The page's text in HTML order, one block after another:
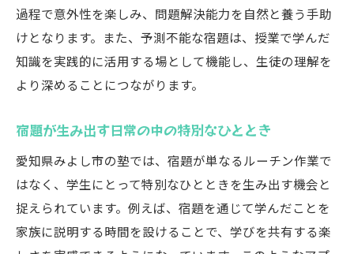
過程で意外性を楽しみ、問題解決能力を自然と養う手助
けとなります。また、予測不能な宿題は、授業で学んだ
知識を実践的に活用する場として機能し、生徒の理解を
より深めることにつながります。
宿題が生み出す日常の中の特別なひととき
愛知県みよし市の塾では、宿題が単なるルーチン作業で
はなく、学生にとって特別なひとときを生み出す機会と
捉えられています。例えば、宿題を通じて学んだことを
家族に説明する時間を設けることで、学びを共有する楽